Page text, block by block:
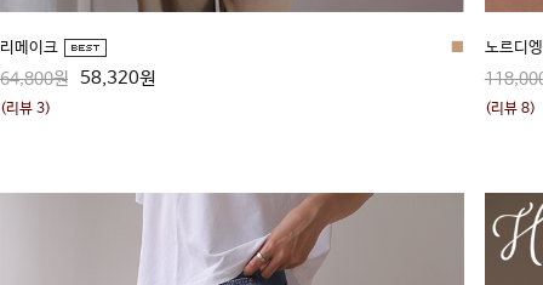
리메이크
64,800원 58,320원
■
(리뷰 3)
노르디
(리뷰 8)